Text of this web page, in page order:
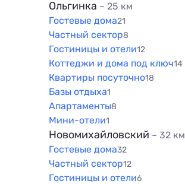
Ольгинка ~ 25 км
Гостевые дома21
Частный сектор8
Гостиницы и отели12
Коттеджи и дома под ключ14
Квартиры посуточно18
Базы отдыха1
Апартаменты8
Мини-отели1
Новомихайловский ~ 32 км
Гостевые дома32
Частный сектор12
Гостиницы и отели6